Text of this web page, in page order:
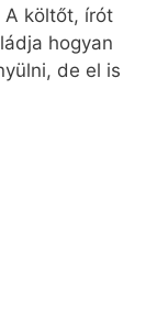
A költőt, írót
hogyan
de el is